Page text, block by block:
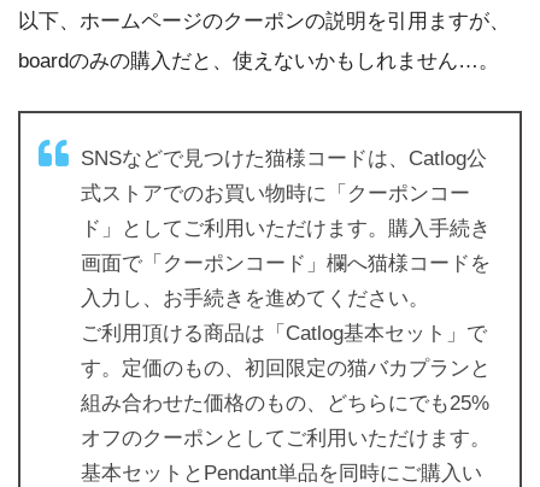
以下、ホームページのクーポンの説明を引用ますが、
boardのみの購入だと、使えないかもしれません…。
SNSなどで見つけた猫様コードは、Catlog公
式ストアでのお買い物時に「クーポンコー
ド」としてご利用いただけます。購入手続き
画面で「クーポンコード」欄へ猫様コードを
入力し、お手続きを進めてください。
ご利用頂ける商品は「Catlog基本セット」で
す。定価のもの、初回限定の猫バカプランと
組み合わせた価格のもの、どちらにでも25%
オフのクーポンとしてご利用いただけます。
基本セットとPendant単品を同時にご購入い